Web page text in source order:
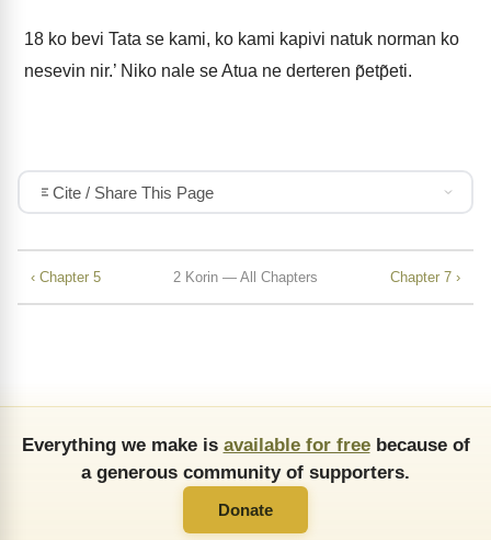
18 ko bevi Tata se kami, ko kami kapivi natuk norman ko
nesevin nir.’ Niko nale se Atua ne derteren p̃etp̃eti.
Cite / Share This Page
‹ Chapter 5 2 Korin — All Chapters Chapter 7 ›
Everything we make is available for freebecause of
a generous community of supporters.
Donate